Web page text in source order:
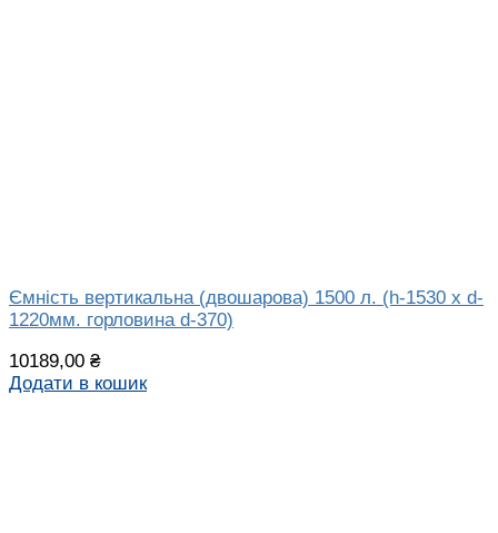
Ємність вертикальна (двошарова) 1500 л. (h-1530 x d-
1220мм. горловина d-370)
10189,00 ₴
Додати в кошик